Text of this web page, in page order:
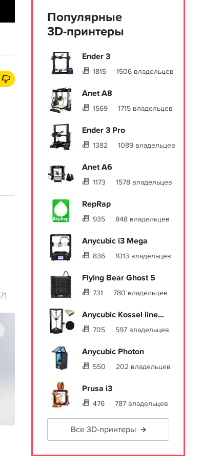
Популярные
3D-принтеры
Ender 3
1815 1506 владельцев
Anet A8
1569 1715 владельцев
Ender 3 Pro
1382 1089 владельцев
Anet A6
1173 1578 владельцев
RepRap
935 848 владельцев
Anycubic i3 Mega
836 1013 владельцев
Flying Bear Ghost 5
731 780 владельцев
Anycubic Kossel line...
705 597 владельцев
Anycubic Photon
550 202 владельцев
Prusa i3
476 787 владельцев
Все 3D-принтеры